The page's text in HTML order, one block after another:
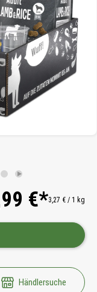
€*3,27 € / 1 kg
Händlersuche